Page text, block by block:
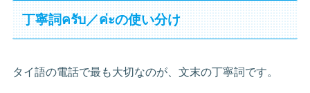
丁寧詞ครับ／ค่ะの使い分け
タイ語の電話で最も大切なのが、文末の丁寧詞です。